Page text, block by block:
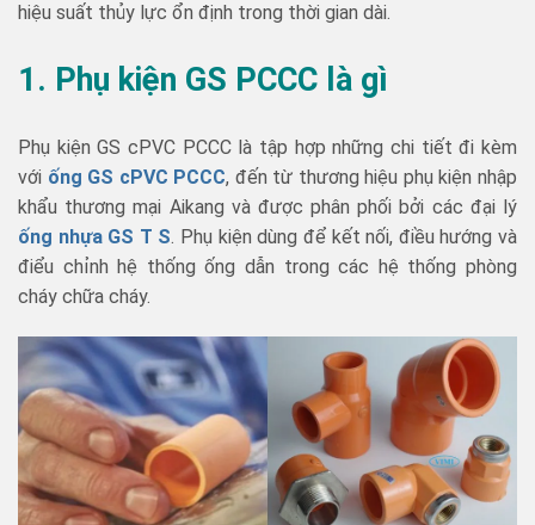
hiệu suất thủy lực ổn định trong thời gian dài.
1. Phụ kiện GS PCCC là gì
Phụ kiện GS cPVC PCCC là tập hợp những chi tiết đi kèm
với ống GS cPVC PCCC, đến từ thương hiệu phụ kiện nhập
khẩu thương mại Aikang và được phân phối bởi các đại lý
ống nhựa GS T S. Phụ kiện dùng để kết nối, điều hướng và
điểu chỉnh hệ thống ống dẫn trong các hệ thống phòng
cháy chữa cháy.